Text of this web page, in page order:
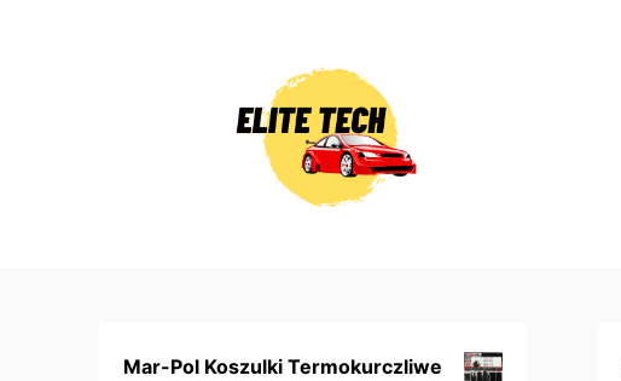
Mar-Pol Koszulki Termokurczliwe